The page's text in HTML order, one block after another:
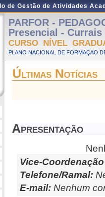
de Gestão de Atividades
PARFOR -
Presencial -
CURSO NÍVEL
PLANO NACIONAL DE FORMAÇAO
Últimas Notícias
Apresentação
Vice-
Telefone/Ramal:
E-mail: Nenhum